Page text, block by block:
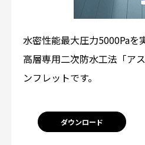
水密性能最大圧力5000Paを
高層専用二次防水工法「ア
ンフレットです。
ダウンロード